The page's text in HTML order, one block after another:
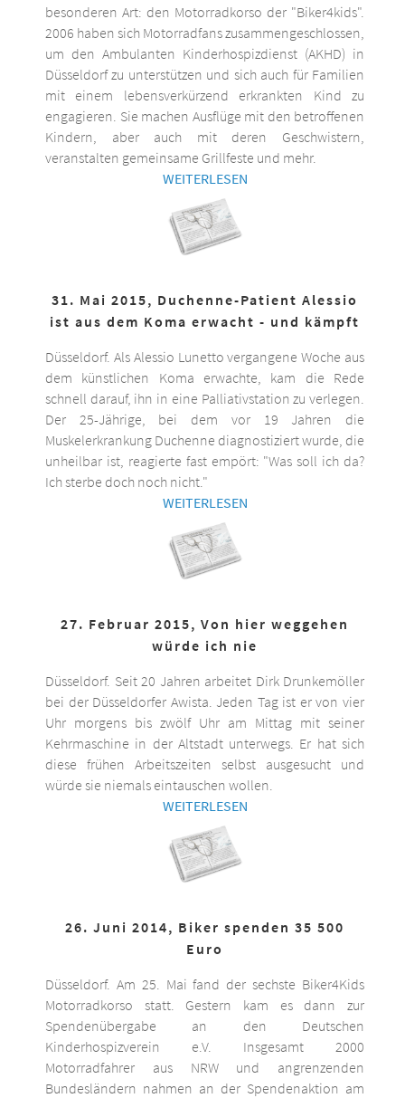
besonderen Art: den Motorradkorso der "Biker4kids".
2006 haben sich Motorradfans zusammengeschlossen,
um den Ambulanten Kinderhospizdienst (AKHD) in
Düsseldorf zu unterstützen und sich auch für Familien
mit einem lebensverkürzend erkrankten Kind zu
engagieren. Sie machen Ausflüge mit den betroffenen
Kindern, aber auch mit deren Geschwistern,
veranstalten gemeinsame Grillfeste und mehr.
WEITERLESEN
31. Mai 2015, Duchenne-Patient Alessio
ist aus dem Koma erwacht - und kämpft
Düsseldorf. Als Alessio Lunetto vergangene Woche aus
dem künstlichen Koma erwachte, kam die Rede
schnell darauf, ihn in eine Palliativstation zu verlegen.
Der 25-Jährige, bei dem vor 19 Jahren die
Muskelerkrankung Duchenne diagnostiziert wurde, die
unheilbar ist, reagierte fast empört: "Was soll ich da?
Ich sterbe doch noch nicht."
WEITERLESEN
27. Februar 2015, Von hier weggehen
würde ich nie
Düsseldorf. Seit 20 Jahren arbeitet Dirk Drunkemöller
bei der Düsseldorfer Awista. Jeden Tag ist er von vier
Uhr morgens bis zwölf Uhr am Mittag mit seiner
Kehrmaschine in der Altstadt unterwegs. Er hat sich
diese frühen Arbeitszeiten selbst ausgesucht und
würde sie niemals eintauschen wollen.
WEITERLESEN
26. Juni 2014, Biker spenden 35 500
Euro
Düsseldorf. Am 25. Mai fand der sechste Biker4Kids
Motorradkorso statt. Gestern kam es dann zur
Spendenübergabe an den Deutschen
Kinderhospizverein e.V. Insgesamt 2000
Motorradfahrer aus NRW und angrenzenden
Bundesländern nahmen an der Spendenaktion am